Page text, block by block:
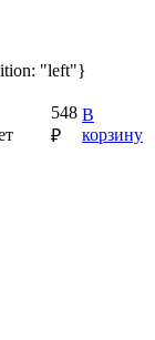
"left"}
548
₽
В
корзину